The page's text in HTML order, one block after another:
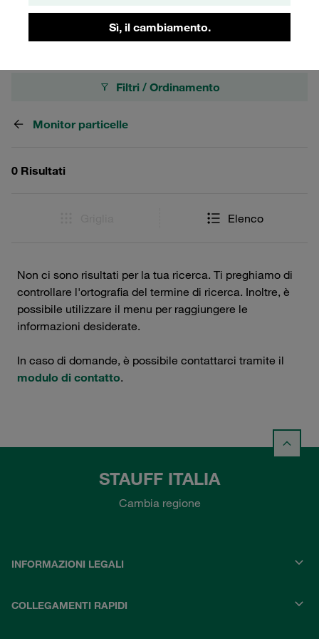
Sì, il cambiamento.
l'apparecchiatura di misura a intervalli regolari.
Filtri / Ordinamento
Monitor particelle
0 Risultati
Elenco
Non ci sono risultati per la tua ricerca. Ti preghiamo di
controllare l'ortografia del termine di ricerca. Inoltre, è
possibile utilizzare il menu per raggiungere le
informazioni desiderate.
In caso di domande, è possibile contattarci tramite il
modulo di contatto.
STAUFF ITALIA
Cambia regione
INFORMAZIONI LEGALI
COLLEGAMENTI RAPIDI